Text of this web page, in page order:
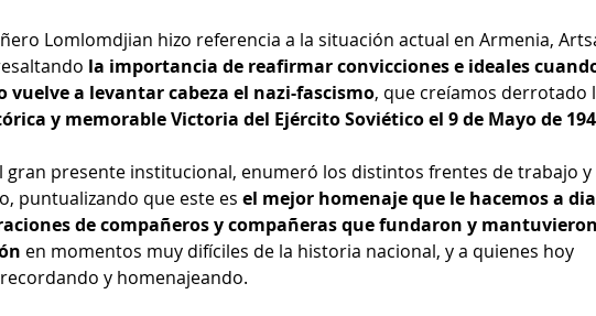
Lomlomdjian hizo referencia a la situación actual en Armenia,
la importancia de reafirmar convicciones e ideales
vuelve a levantar cabeza el nazi-fascismo, que creíamos derrotado
y memorable Victoria del Ejército Soviético el 9 de Mayo de
gran presente institucional, enumeró los distintos frentes de trabajo y
puntualizando que este es el mejor homenaje que le hacemos a
de compañeros y compañeras que fundaron y
en momentos muy difíciles de la historia nacional, y a quienes hoy
y homenajeando.